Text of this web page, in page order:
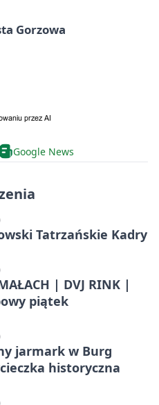
Gorzowa
Google News
Tatrzańskie Kadry
| DVJ RINK |
piątek
jarmark w Burg
historyczna